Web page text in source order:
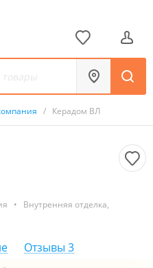
/ Керадом ВЛ
•
Внутренняя отделка,
Отзывы 3